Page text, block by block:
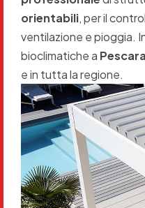
orientabili, per il
ventilazione e pioggia.
bioclimatiche a
e in tutta la regione.